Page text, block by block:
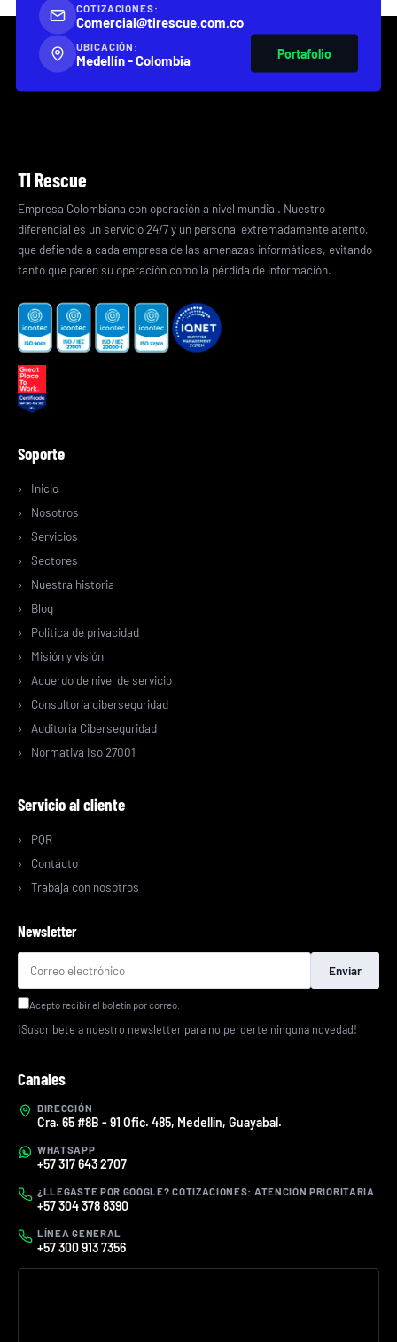
COTIZACIONES:
Comercial@tirescue.com.co
UBICACIÓN:
Medellín - Colombia Portafolio
TI Rescue
Empresa Colombiana con operación a nivel mundial. Nuestro
diferencial es un servicio 24/7 y un personal extremadamente atento,
que defiende a cada empresa de las amenazas informáticas, evitando
tanto que paren su operación como la pérdida de información.
Soporte
Inicio
Nosotros
Servicios
Sectores
Nuestra historia
Blog
Politica de privacidad
Misión y visión
Acuerdo de nivel de servicio
Consultoría ciberseguridad
Auditoría Ciberseguridad
Normativa Iso 27001
Servicio al cliente
PQR
Contácto
Trabaja con nosotros
Newsletter
Enviar
Acepto recibir el boletín por correo.
¡Suscríbete a nuestro newsletter para no perderte ninguna novedad!
Canales
DIRECCIÓN
Cra. 65 #8B - 91 Ofic. 485, Medellín, Guayabal.
WHATSAPP
+57 317 643 2707
¿LLEGASTE POR GOOGLE? COTIZACIONES: ATENCIÓN PRIORITARIA
+57 304 378 8390
LÍNEA GENERAL
+57 300 913 7356